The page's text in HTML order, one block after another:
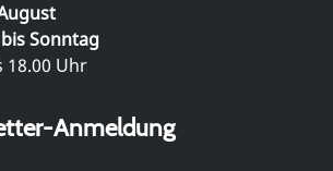
Sonntag
18.00 Uhr
Anmeldung